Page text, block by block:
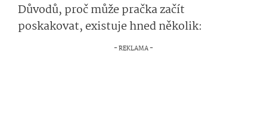
Důvodů, proč může pračka začít
poskakovat, existuje hned několik: